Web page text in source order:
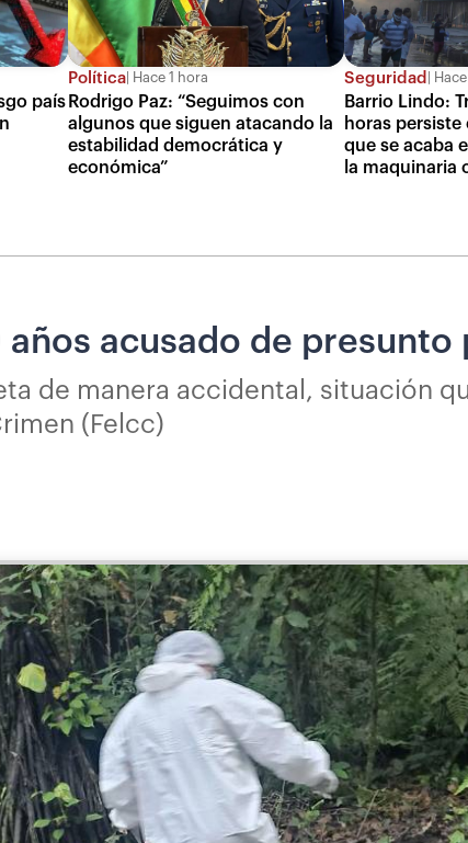
país
Política Hace 1 hora
Rodrigo Paz: “Seguimos con
algunos que siguen atacando la
estabilidad democrática y
económica”
Seguridad
Barrio Lindo:
horas
que se acaba
la maquinaria
acusado de
de manera accidental, situación
(Felcc)